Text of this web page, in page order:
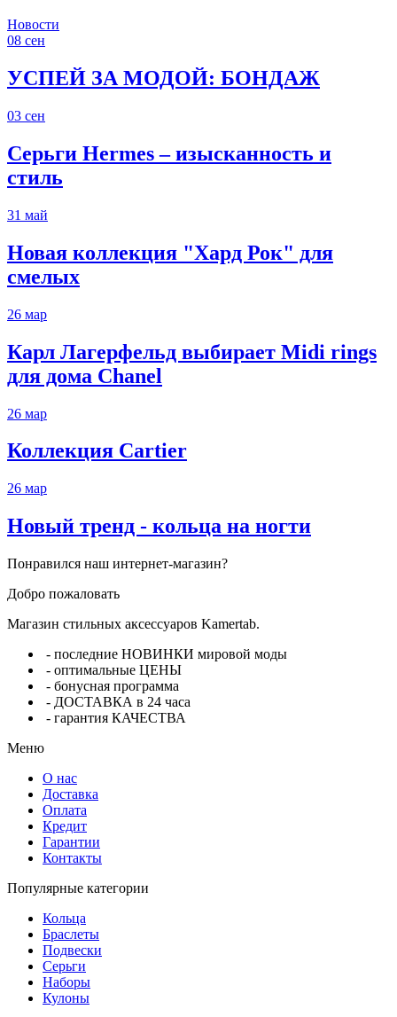
Новости
08 сен
УСПЕЙ ЗА МОДОЙ: БОНДАЖ
03 сен
Серьги Hermes – изысканность и
стиль
31 май
Новая коллекция "Хард Рок" для
смелых
26 мар
Карл Лагерфельд выбирает Midi rings
для дома Chanel
26 мар
Коллекция Cartier
26 мар
Новый тренд - кольца на ногти
Понравился наш интернет-магазин?
Добро пожаловать
Магазин стильных аксессуаров Kamertab.
- последние НОВИНКИ мировой моды
- оптимальные ЦЕНЫ
- бонусная программа
- ДОСТАВКА в 24 часа
- гарантия КАЧЕСТВА
Меню
О нас
Доставка
Оплата
Кредит
Гарантии
Контакты
Популярные категории
Кольца
Браслеты
Подвески
Серьги
Наборы
Кулоны